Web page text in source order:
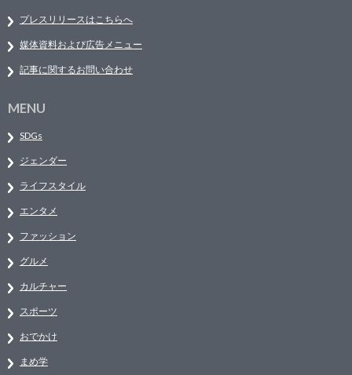
プレスリリースはこちらへ
媒体資料および広告メニュー
記事に関するお問い合わせ
MENU
SDGs
ジェンダー
ライフスタイル
エンタメ
ファッション
グルメ
カルチャー
スポーツ
おでかけ
まめ学